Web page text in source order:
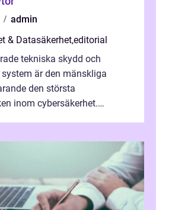
admin
& Datasäkerhet,editorial
tekniska skydd och
är den mänskliga
den största
inom cybersäkerhet.